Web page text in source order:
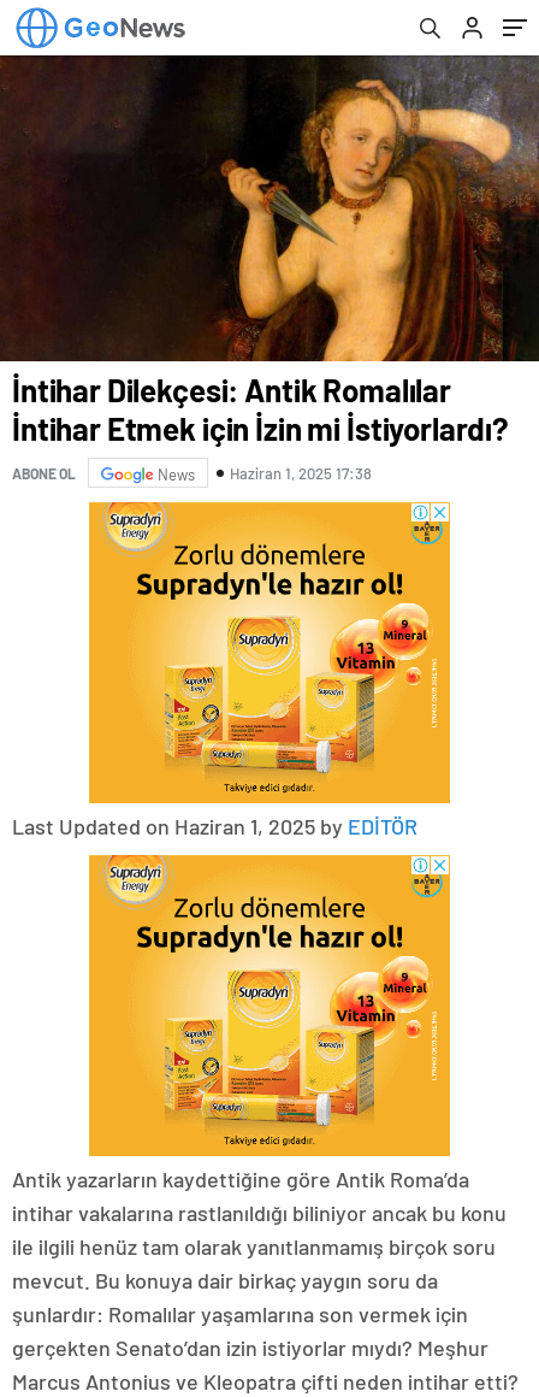
İntihar Dilekçesi: Antik Romalılar
İntihar Etmek için İzin mi İstiyorlardı?
ABONE OL News Haziran 1, 2025 17:38
Last Updated on Haziran 1, 2025 by EDİTÖR
Antik yazarların kaydettiğine göre Antik Roma’da
intihar vakalarına rastlanıldığı biliniyor ancak bu konu
ile ilgili henüz tam olarak yanıtlanmamış birçok soru
mevcut. Bu konuya dair birkaç yaygın soru da
şunlardır: Romalılar yaşamlarına son vermek için
gerçekten Senato’dan izin istiyorlar mıydı? Meşhur
Marcus Antonius ve Kleopatra çifti neden intihar etti?